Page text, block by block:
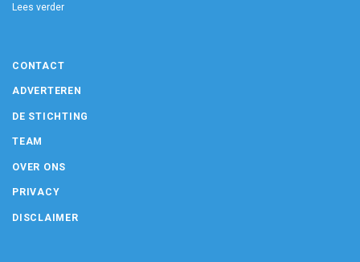
Lees verder
CONTACT
ADVERTEREN
DE STICHTING
TEAM
OVER ONS
PRIVACY
DISCLAIMER